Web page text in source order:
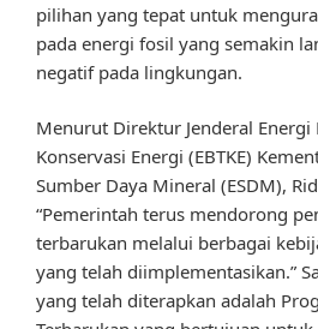
pilihan yang tepat untuk
pada energi fosil yang semakin
negatif pada lingkungan.
Menurut Direktur Jenderal Energi
Konservasi Energi (EBTKE)
Sumber Daya Mineral (ESDM),
“Pemerintah terus mendorong
terbarukan melalui berbagai
yang telah diimplementasikan.”
yang telah diterapkan adalah